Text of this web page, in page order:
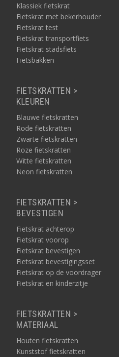
Klassiek fietskrat
Fietskrat met bekerhouder
Fietskrat test
Fietskrat transportfiets
Fietskrat stadsfiets
Fietsbakken
FIETSKRATTEN >
KLEUREN
Blauwe fietskratten
Rode fietskratten
Zwarte fietskratten
Roze fietskratten
Witte fietskratten
Neon fietskratten
FIETSKRATTEN >
BEVESTIGEN
Fietskrat achterop
Fietskrat voorop
Fietskrat bevestigen
Fietskrat bevestigingsset
Fietskrat op de voordrager
Fietskrat en kinderzitje
FIETSKRATTEN >
MATERIAAL
Houten fietskratten
Kunststof fietskratten